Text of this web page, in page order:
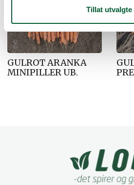
Tillat utvalgte
GULROT ARANKA
MINIPILLER UB.